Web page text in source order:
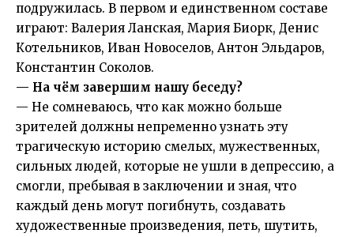
подружилась. В первом и единственном составе
играют: Валерия Ланская, Мария Биорк, Денис
Котельников, Иван Новоселов, Антон Эльдаров,
Константин Соколов.
— На чём завершим нашу беседу?
— Не сомневаюсь, что как можно больше
зрителей должны непременно узнать эту
трагическую историю смелых, мужественных,
сильных людей, которые не ушли в депрессию, а
смогли, пребывая в заключении и зная, что
каждый день могут погибнуть, создавать
художественные произведения, петь, шутить,